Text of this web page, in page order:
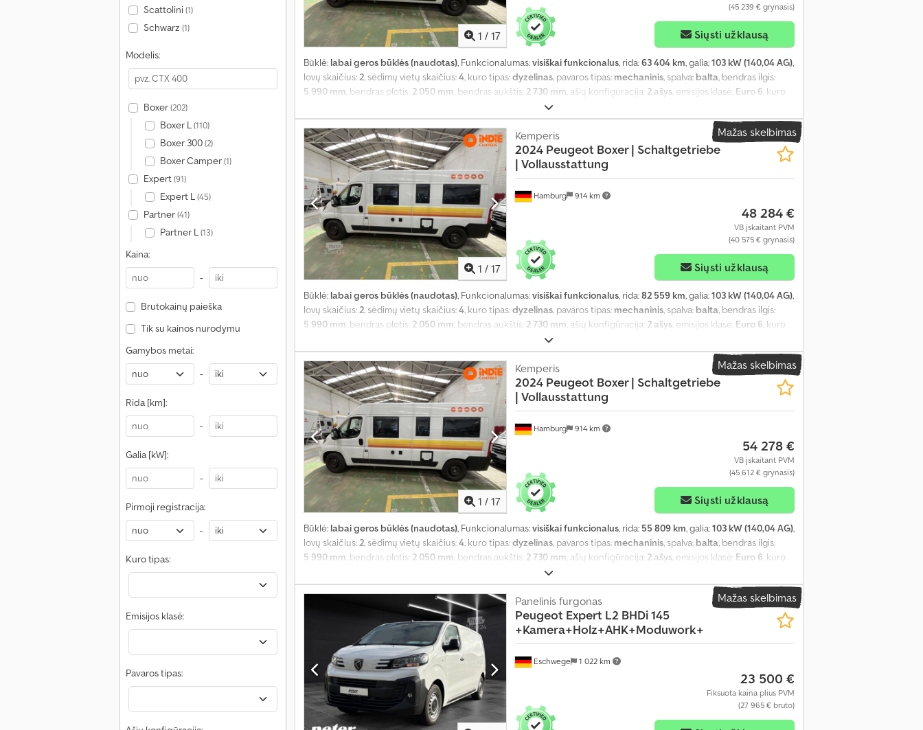
Scattolini(1)
Schwarz (1)
Modelis:
Boxer(202)
Boxer L(110)
Boxer 300(2)
Boxer Camper(1)
Expert(91)
Expert L(45)
Partner(41)
Partner L(13)
Kaina:
-
Brutokainų paieška
Tik su kainos nurodymu
Gamybos metai:
-
Rida [km]:
-
Galia [kW]:
-
Pirmoji registracija:
-
Kuro tipas:
Emisijos klasė:
Pavaros tipas:
1 / 17
(45 239 € grynasis)
Siųsti užklausą
Būklė: labai geros būklės (naudotas), Funkcionalumas:visiškai funkcionalus, rida:63 404 km, galia:103 kW (140,04 AG),
lovų skaičius:2, sėdimų vietų skaičius:4, kuro tipas:dyzelinas, pavaros tipas: mechaninis, spalva: balta, bendras ilgis:
5 990 mm, bendras plotis: 2 050 mm, bendras aukštis: 2 730 mm, ašių konfigūracija: 2 ašys, emisijos klasė: Euro 6, kuro
2 700 kg
skaičius:1, Gamybos metai:2024, mašinos/transporto priemonės numeris:VF3YLBPFCPG023279, Įranga:ABS,
automobilio registracija, autonominis šildytuvas, centrinis užraktas, dušas, elektroninė stabilumo programa (ESP),
kėlimo lova, naudoto automobilio garantija, oro kondicionavimas, oro pagalvė, pilna techninės priežiūros istorija,
priešrūkiniai žibintai, vairo stiprintuvas, vidurinė sėdynių išdėstymo schema, viengulės lovos, virtuvė transporto
priemonėje, visų sezonų padangos, vonios kambarys,
Mažas skelbimas
1 / 17
Hamburg 914 km
Kemperis
2024 Peugeot Boxer | Schaltgetriebe
| Vollausstattung
48 284 €
VB įskaitant PVM
(40 575 € grynasis)
Siųsti užklausą
Būklė: labai geros būklės (naudotas), Funkcionalumas:visiškai funkcionalus, rida:82 559 km, galia:103 kW (140,04 AG),
lovų skaičius:2, sėdimų vietų skaičius:4, kuro tipas:dyzelinas, pavaros tipas: mechaninis, spalva: balta, bendras ilgis:
5 990 mm, bendras plotis: 2 050 mm, bendras aukštis: 2 730 mm, ašių konfigūracija: 2 ašys, emisijos klasė: Euro 6, kuro
2 700 kg
skaičius:1, Gamybos metai:2024, mašinos/transporto priemonės numeris:VF3YLBPFCPG023277, Įranga:ABS,
automobilio registracija, autonominis šildytuvas, centrinis užraktas, dušas, elektroninė stabilumo programa (ESP),
kėlimo lova, naudoto automobilio garantija, oro kondicionavimas, oro pagalvė, pilna techninės priežiūros istorija,
priešrūkiniai žibintai, vairo stiprintuvas, vidurinė sėdynių išdėstymo schema, viengulės lovos, virtuvė transporto
priemonėje, visų sezonų padangos, vonios kambarys,
Mažas skelbimas
1 / 17
Hamburg 914 km
Kemperis
2024 Peugeot Boxer | Schaltgetriebe
| Vollausstattung
54 278 €
VB įskaitant PVM
(45 612 € grynasis)
Siųsti užklausą
Būklė: labai geros būklės (naudotas), Funkcionalumas:visiškai funkcionalus, rida: 55 809 km, galia:103 kW (140,04 AG),
lovų skaičius:2, sėdimų vietų skaičius:4, kuro tipas:dyzelinas, pavaros tipas: mechaninis, spalva: balta, bendras ilgis:
5 990 mm, bendras plotis: 2 050 mm, bendras aukštis: 2 730 mm, ašių konfigūracija: 2 ašys, emisijos klasė: Euro 6, kuro
2 700 kg
skaičius:1, Gamybos metai:2024, mašinos/transporto priemonės numeris:VF3YLBPFCPG063848, Įranga:ABS,
automobilio registracija, autonominis šildytuvas, centrinis užraktas, dušas, elektroninė stabilumo programa (ESP),
kėlimo lova, naudoto automobilio garantija, oro kondicionavimas, oro pagalvė, pilna techninės priežiūros istorija,
priešrūkiniai žibintai, vairo stiprintuvas, vidurinė sėdynių išdėstymo schema, viengulės lovos, virtuvė transporto
priemonėje, visų sezonų padangos, vonios kambarys,
Mažas skelbimas
Eschwege 1 022 km
Panelinis furgonas
Peugeot Expert L2 BHDi 145
+Kamera+Holz+AHK+Moduwork+
23 500 €
Fiksuota kaina plius PVM
(27 965 € bruto)